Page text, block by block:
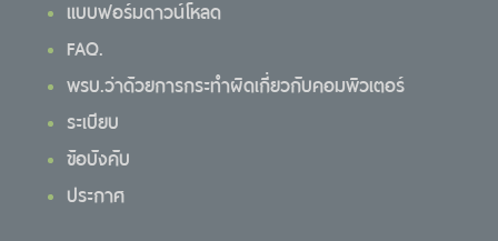
แบบฟอร์มดาวน์โหลด
FAQ.
พรบ.ว่าด้วยการกระทำผิดเกี่ยวกับคอมพิวเตอร์
ระเบียบ
ข้อบังคับ
ประกาศ